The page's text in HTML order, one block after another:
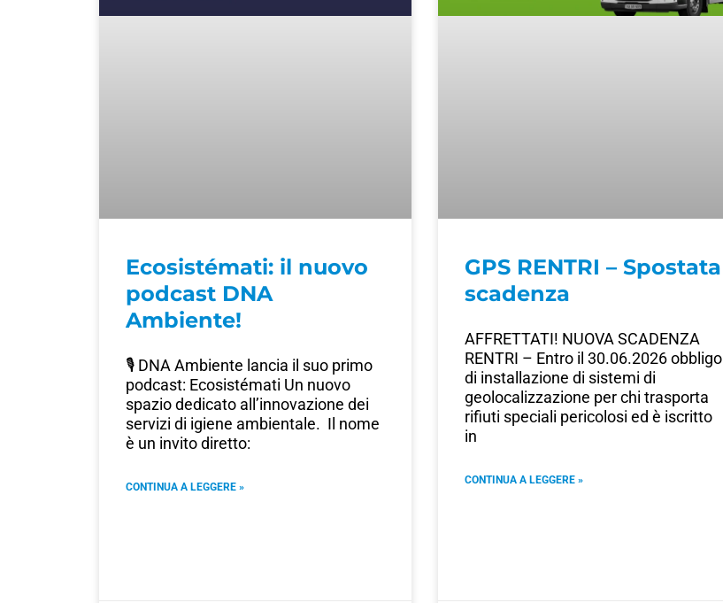
Ecosistémati: il nuovo
podcast DNA
Ambiente!
🎙️ DNA Ambiente lancia il suo primo
podcast: Ecosistémati Un nuovo
spazio dedicato all’innovazione dei
servizi di igiene ambientale. Il nome
è un invito diretto:
CONTINUA A LEGGERE »
GPS RENTRI – Spostata
scadenza
AFFRETTATI! NUOVA SCADENZA
RENTRI – Entro il 30.06.2026 obbligo
di installazione di sistemi di
geolocalizzazione per chi trasporta
rifiuti speciali pericolosi ed è iscritto
in
CONTINUA A LEGGERE »